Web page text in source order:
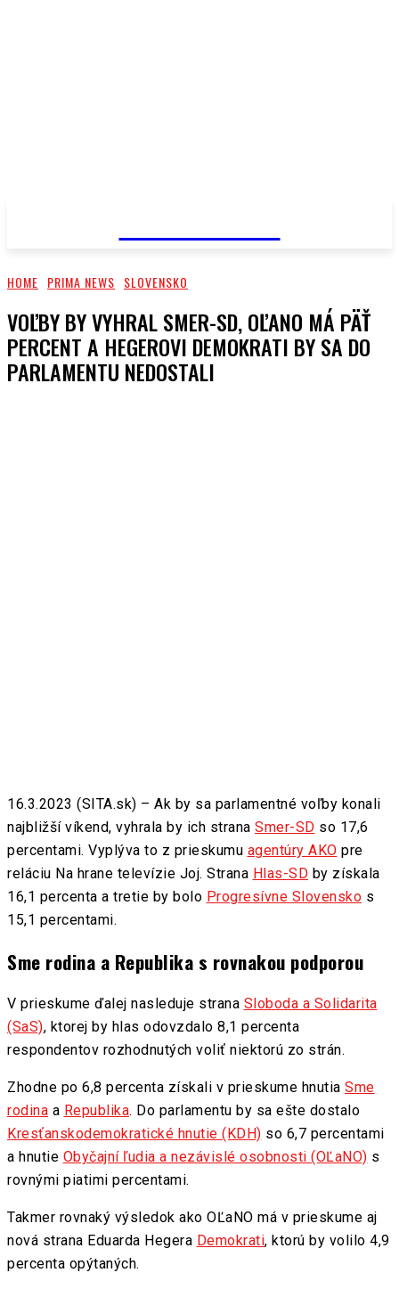
HOME PRIMA NEWS SLOVENSKO
VOĽBY BY VYHRAL SMER-SD, OĽANO MÁ PÄŤ
PERCENT A HEGEROVI DEMOKRATI BY SA DO
PARLAMENTU NEDOSTALI
16.3.2023 (SITA.sk) – Ak by sa parlamentné voľby konali
najbližší víkend, vyhrala by ich strana Smer-SD so 17,6
percentami. Vyplýva to z prieskumu agentúry AKO pre
reláciu Na hrane televízie Joj. Strana Hlas-SD by získala
16,1 percenta a tretie by bolo Progresívne Slovensko s
15,1 percentami.
Sme rodina a Republika s rovnakou podporou
V prieskume ďalej nasleduje strana Sloboda a Solidarita
(SaS), ktorej by hlas odovzdalo 8,1 percenta
respondentov rozhodnutých voliť niektorú zo strán.
Zhodne po 6,8 percenta získali v prieskume hnutia Sme
rodina a Republika. Do parlamentu by sa ešte dostalo
Kresťanskodemokratické hnutie (KDH) so 6,7 percentami
a hnutie Obyčajní ľudia a nezávislé osobnosti (OĽaNO) s
rovnými piatimi percentami.
Takmer rovnaký výsledok ako OĽaNO má v prieskume aj
nová strana Eduarda Hegera Demokrati, ktorú by volilo 4,9
percenta opýtaných.